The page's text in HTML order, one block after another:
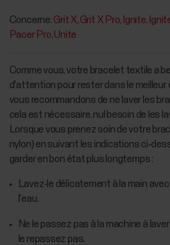
Concerne: Grit X Grit X Pro Ignite
Pacer Pro Unite
Comme vous, votre bracelet textile a
d'attention pour rester dans le
vous recommandons de ne laver les
cela est nécessaire, nul besoin de les
Lorsque vous prenez soin de votre
nylon) en suivant les indications ci-
garder en bon état plus longtemps :
Lavez-le délicatement à la main
l'eau.
Ne le passez pas à la machine à
le repassez pas.